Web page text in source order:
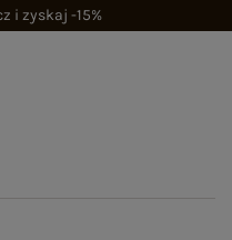
i zyskaj -15%